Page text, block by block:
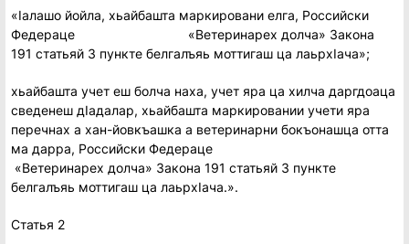
«Iалашо йойла, хьайбашта маркировани елга, Российски
Федераце «Ветеринарех долча» Закона
191 статьяй 3 пункте белгалъяь моттигаш ца лаьрхIача»;
хьайбашта учет еш болча наха, учет яра ца хилча даргдоаца
сведенеш дIадалар, хьайбашта маркировании учети яра
перечнах а хан-йовкъашка а ветеринарни бокъонашца отта
ма дарра, Российски Федераце
«Ветеринарех долча» Закона 191 статьяй 3 пункте
белгалъяь моттигаш ца лаьрхIача.».
Статья 2